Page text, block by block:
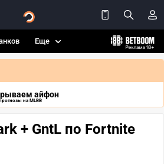
Еще
айфон
на MLBB
+ GntL по Fortnite